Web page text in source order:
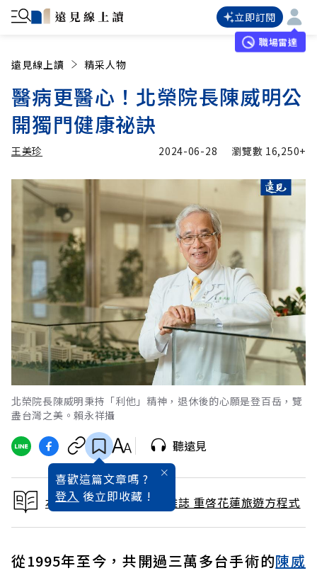
立即訂閱
職場雷達
遠見線上讀 精采人物
醫病更醫心！北榮院長陳威明公
開獨門健康祕訣
王美珍
王美珍
2024-06-28 瀏覽數 16,250+
北榮院長陳威明秉持「利他」精神，退休後的心願是登百岳，覽
盡台灣之美。賴永祥攝
喜歡這篇文章嗎 ?
登入 後立即收藏 !
聽遠見
本文出自 2024 / 7月號雜誌 重啓花蓮旅遊方程式
從1995年至今，共開過三萬多台手術的陳威